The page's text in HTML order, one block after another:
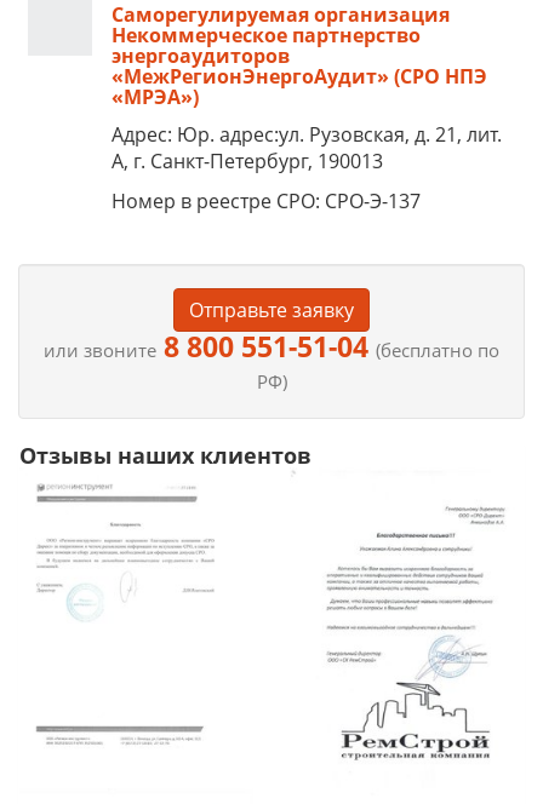
Саморегулируемая организация
Некоммерческое партнерство
энергоаудиторов
«МежРегионЭнергоАудит» (СРО НПЭ
«МРЭА»)
Адрес: Юр. адрес:ул. Рузовская, д. 21, лит.
А, г. Санкт-Петербург, 190013
Номер в реестре СРО: СРО-Э-137
Отправьте заявку
или звоните 8 800 551-51-04 (бесплатно по
РФ)
Отзывы наших клиентов